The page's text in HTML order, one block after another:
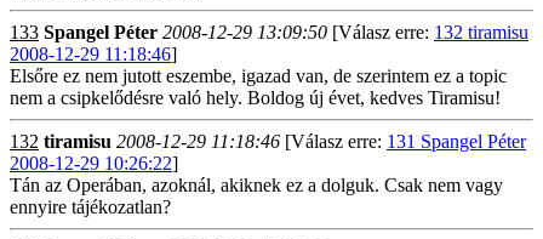
133 Spangel Péter 2008-12-29 13:09:50 [Válasz erre: 132 tiramisu
2008-12-29 11:18:46]
Elsőre ez nem jutott eszembe, igazad van, de szerintem ez a topic
nem a csipkelődésre való hely. Boldog új évet, kedves Tiramisu!
132 tiramisu 2008-12-29 11:18:46 [Válasz erre: 131 Spangel Péter
2008-12-29 10:26:22]
Tán az Operában, azoknál, akiknek ez a dolguk. Csak nem vagy
ennyire tájékozatlan?